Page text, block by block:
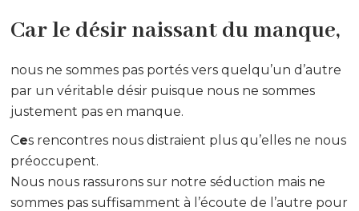
Car le désir naissant du manque,
nous ne sommes pas portés vers quelqu’un d’autre
par un véritable désir puisque nous ne sommes
justement pas en manque.
Ces rencontres nous distraient plus qu’elles ne nous
préoccupent.
Nous nous rassurons sur notre séduction mais ne
sommes pas suffisamment à l’écoute de l’autre pour